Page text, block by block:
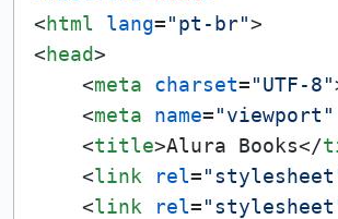
<html lang="pt-br">
<head>
<meta charset="UTF-8"
<meta name="viewport"
<title>Alura Books</
<link rel=
<link rel=